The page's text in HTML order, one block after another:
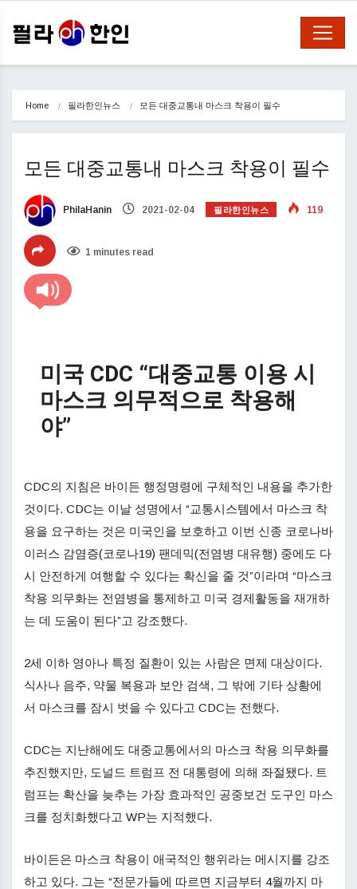
Home 필라한인뉴스 모든 대중교통내 마스크 착용이 필수
모든 대중교통내 마스크 착용이 필수
PhilaHanin 2021-02-04 필라한인뉴스 119
1 minutes read
미국 CDC “대중교통 이용 시
마스크 의무적으로 착용해
야”
CDC의 지침은 바이든 행정명령에 구체적인 내용을 추가한
것이다. CDC는 이날 성명에서 “교통시스템에서 마스크 착
용을 요구하는 것은 미국인을 보호하고 이번 신종 코로나바
이러스 감염증(코로나19) 팬데믹(전염병 대유행) 중에도 다
시 안전하게 여행할 수 있다는 확신을 줄 것”이라며 “마스크
착용 의무화는 전염병을 통제하고 미국 경제활동을 재개하
는 데 도움이 된다”고 강조했다.
2세 이하 영아나 특정 질환이 있는 사람은 면제 대상이다.
식사나 음주, 약물 복용과 보안 검색, 그 밖에 기타 상황에
서 마스크를 잠시 벗을 수 있다고 CDC는 전했다.
CDC는 지난해에도 대중교통에서의 마스크 착용 의무화를
추진했지만, 도널드 트럼프 전 대통령에 의해 좌절됐다. 트
럼프는 확산을 늦추는 가장 효과적인 공중보건 도구인 마스
크를 정치화했다고 WP는 지적했다.
바이든은 마스크 착용이 애국적인 행위라는 메시지를 강조
하고 있다. 그는 “전문가들에 따르면 지금부터 4월까지 마